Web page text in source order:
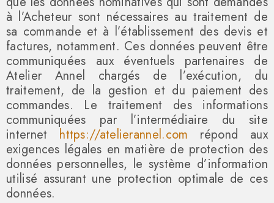
à l’Acheteur sont nécessaires au traitement de
sa commande et à l’établissement des devis et
factures, notamment. Ces données peuvent être
communiquées aux éventuels partenaires de
Atelier Annel chargés de l’exécution, du
traitement, de la gestion et du paiement des
commandes. Le traitement des informations
communiquées par l’intermédiaire du site
internet https://atelierannel.com répond aux
exigences légales en matière de protection des
données personnelles, le système d’information
utilisé assurant une protection optimale de ces
données.